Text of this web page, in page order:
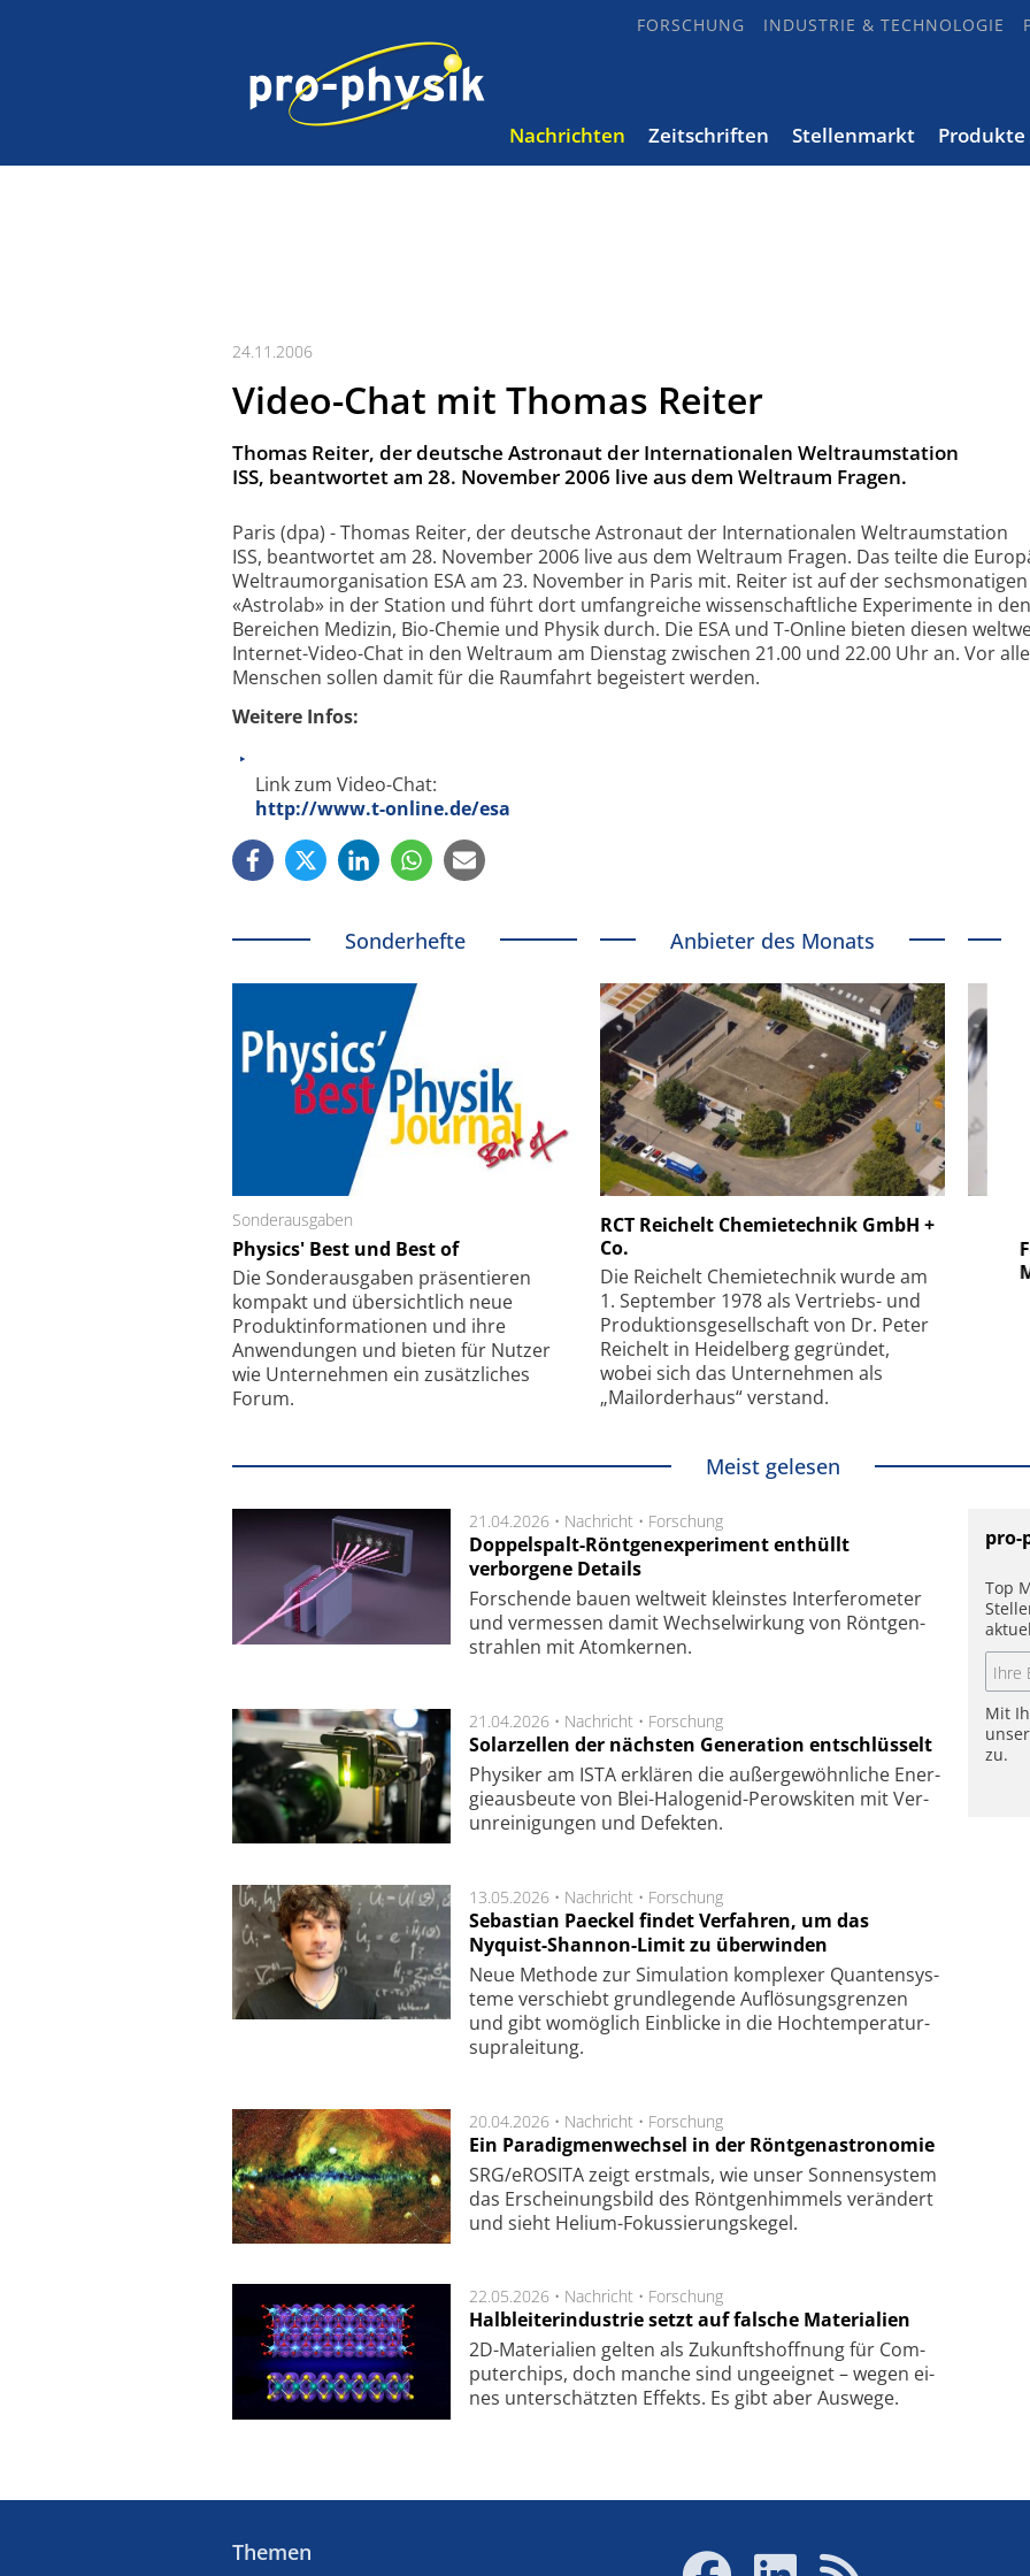
FORSCHUNG INDUSTRIE & TECHNOLOGIE
Nachrichten Zeitschriften Stellenmarkt Produkte
24.11.2006
Video-Chat mit Thomas Reiter
Thomas Reiter, der deutsche Astronaut der Internationalen Weltraumstation
ISS, beantwortet am 28. November 2006 live aus dem Weltraum Fragen.
Paris (dpa) - Thomas Reiter, der deutsche Astronaut der Internationalen Weltraumstation
ISS, beantwortet am 28. November 2006 live aus dem Weltraum Fragen. Das teilte die
Weltraumorganisation ESA am 23. November in Paris mit. Reiter ist auf der
«Astrolab» in der Station und führt dort umfangreiche wissenschaftliche Experimente in den
Bereichen Medizin, Bio-Chemie und Physik durch. Die ESA und T-Online bieten diesen
Internet-Video-Chat in den Weltraum am Dienstag zwischen 21.00 und 22.00 Uhr an. Vor
Menschen sollen damit für die Raumfahrt begeistert werden.
Weitere Infos:
Link zum Video-Chat:
http://www.t-online.de/esa
Sonderhefte
Sonderausgaben
Physics' Best und Best of
Die Sonder­ausgaben präsentieren
kompakt und übersichtlich neue
Produkt­informationen und ihre
Anwendungen und bieten für Nutzer
wie Unternehmen ein zusätzliches
Forum.
Anbieter des Monats
RCT Reichelt Chemietechnik GmbH +
Co.
Die Reichelt Chemietechnik wurde am
1. September 1978 als Vertriebs- und
Produktionsgesellschaft von Dr. Peter
Reichelt in Heidelberg gegründet,
wobei sich das Unternehmen als
„Mailorderhaus“ verstand.
Faserkoppler mit Super-
Feinfokussierungsmechanismus
SmarAct GmbH
kleinstem Raum
Meist gelesen
21.04.2026 • Nachricht • Forschung
Doppelspalt-Röntgenexperiment enthüllt
verborgene Details
For­schen­de bau­en welt­weit kleins­tes In­ter­fe­ro­me­ter
und ver­mes­sen da­mit Wech­sel­wir­kung von Rönt­gen­
strah­len mit Atom­ker­nen.
21.04.2026 • Nachricht • Forschung
Solarzellen der nächsten Generation entschlüsselt
Physiker am ISTA er­klä­ren die außer­ge­wöhn­li­che Ener­
gie­aus­beu­te von Blei-Halo­ge­nid-Perows­ki­ten mit Ver­
unrei­ni­gung­en und De­fek­ten.
13.05.2026 • Nachricht • Forschung
Sebastian Paeckel findet Verfahren, um das
Nyquist-Shannon-Limit zu überwinden
Neue Methode zur Simu­la­tion kom­ple­xer Quan­ten­sys­
te­me ver­schiebt grund­le­gen­de Auf­lösungs­gren­zen
und gibt wo­mög­lich Ein­blicke in die Hoch­tempe­ra­tur­
supra­lei­tung.
20.04.2026 • Nachricht • Forschung
Ein Paradigmenwechsel in der Röntgenastronomie
SRG/eROSITA zeigt erst­mals, wie unser Son­nen­sys­tem
das Er­schei­nungs­bild des Rönt­gen­him­mels ver­än­dert
und sieht Helium-Fokus­sie­rungs­ke­gel.
22.05.2026 • Nachricht • Forschung
Halbleiterindustrie setzt auf falsche Materialien
2D-Mate­ri­a­li­en gel­ten als Zu­kunfts­hoff­nung für Com­
pu­ter­chips, doch man­che sind un­ge­eig­net – we­gen ei­
nes un­ter­schätz­ten Ef­fekts. Es gibt aber Aus­we­ge.
pro-
Top
Mit
zu.
Themen